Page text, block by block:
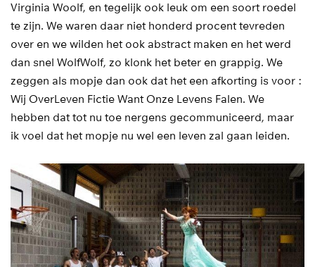
Virginia Woolf, en tegelijk ook leuk om een soort roedel
te zijn. We waren daar niet honderd procent tevreden
over en we wilden het ook abstract maken en het werd
dan snel WolfWolf, zo klonk het beter en grappig. We
zeggen als mopje dan ook dat het een afkorting is voor :
Wij OverLeven Fictie Want Onze Levens Falen. We
hebben dat tot nu toe nergens gecommuniceerd, maar
ik voel dat het mopje nu wel een leven zal gaan leiden.